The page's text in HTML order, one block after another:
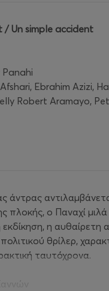
Un simple accident
Ebrahim Azizi,
Robert Aramayo,
άντρας
ο Παναχί μιλά
η αυθαίρετη
θρίλερ,
ταυτόχρονα.